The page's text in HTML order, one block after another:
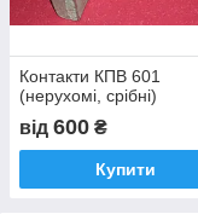
Контакти КПВ 601
(нерухомі, срібні)
від 600 ₴
Купити